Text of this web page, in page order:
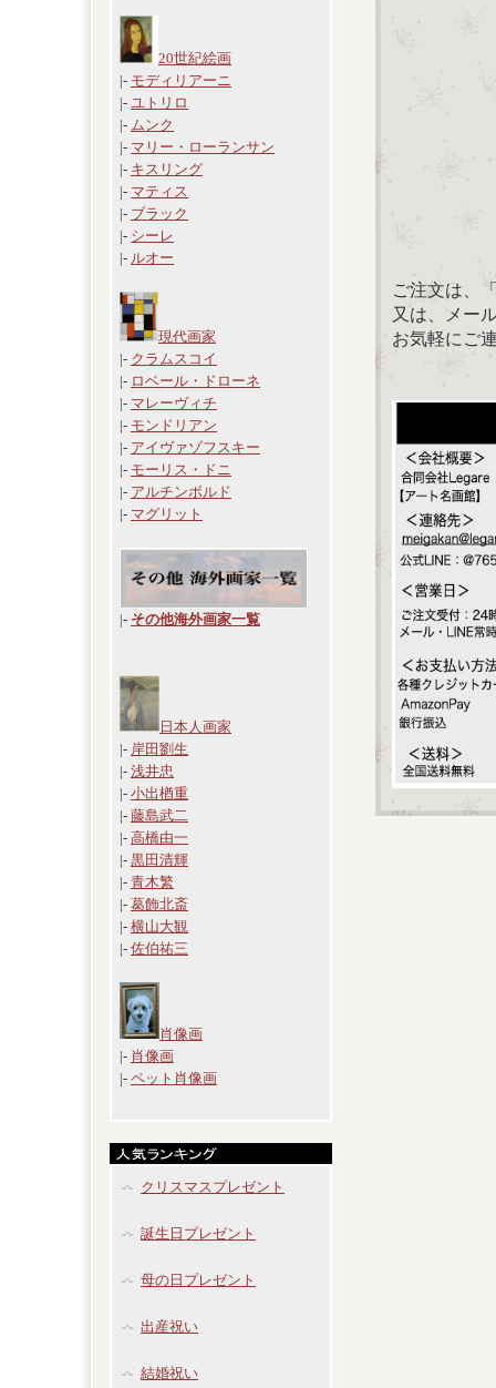
20世紀絵画
|- モディリアーニ
|- ユトリロ
|- ムンク
|- マリー・ローランサン
|- キスリング
|- マティス
|- ブラック
|- シーレ
|- ルオー
現代画家
|- クラムスコイ
|- ロベール・ドローネ
|- マレーヴィチ
|- モンドリアン
|- アイヴァゾフスキー
|- モーリス・ドニ
|- アルチンボルド
|- マグリット
|- その他海外画家一覧
日本人画家
|- 岸田劉生
|- 浅井忠
|- 小出楢重
|- 藤島武二
|- 高橋由一
|- 黒田清輝
|- 青木繁
|- 葛飾北斎
|- 横山大観
|- 佐伯祐三
肖像画
|- 肖像画
|- ペット肖像画
クリスマスプレゼント
誕生日プレゼント
母の日プレゼント
出産祝い
結婚祝い
ご注文は、
又は、メー
お気軽にご